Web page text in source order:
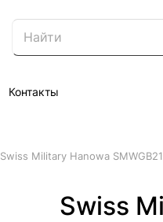
Контакты
Swiss Military Hanowa
Swiss